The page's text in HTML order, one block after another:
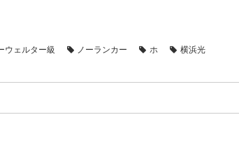
ウェルター級 ノーランカー ホ 横浜光